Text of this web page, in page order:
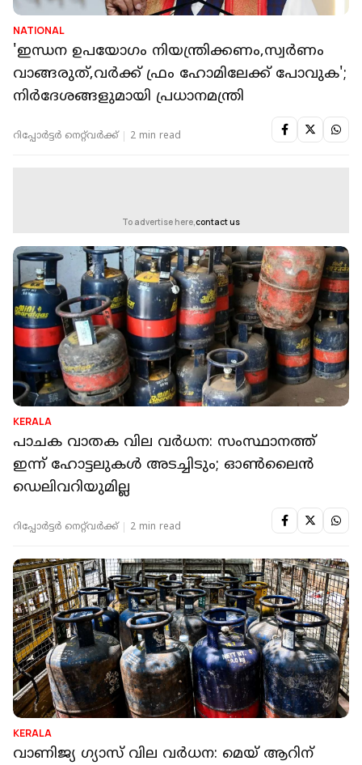
NATIONAL
'ഇന്ധന ഉപയോഗം നിയന്ത്രിക്കണം,സ്വർണം
വാങ്ങരുത്,വർക്ക് ഫ്രം ഹോമിലേക്ക് പോവുക';
നിര്‍ദേശങ്ങളുമായി പ്രധാനമന്ത്രി
റിപ്പോർട്ടർ നെറ്റ്‌വര്‍ക്ക്‌ 2 min read
To advertise here,contact us
KERALA
പാചക വാതക വില വ‍ർധന: സംസ്ഥാനത്ത്
ഇന്ന് ഹോട്ടലുകൾ അടച്ചിടും; ഓൺലൈൻ
ഡെലിവറിയുമില്ല
റിപ്പോർട്ടർ നെറ്റ്‌വര്‍ക്ക്‌ 2 min read
KERALA
വാണിജ്യ ഗ്യാസ് വില വര്‍ധന: മെയ് ആറിന്